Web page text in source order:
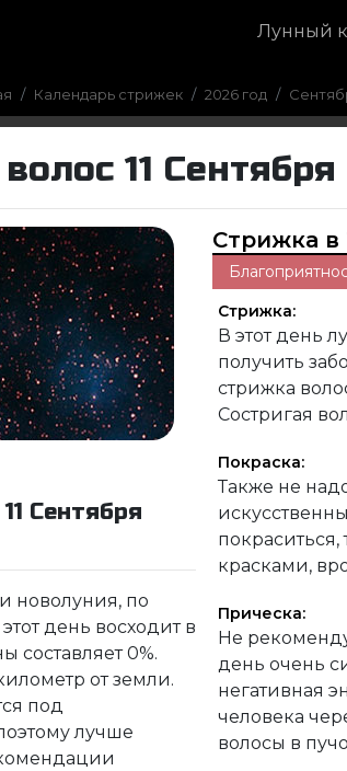
Лунный
Календарь стрижек 2026 год
11 Сентября
Сентября
новолуния, по
день восходит в
составляет 0%.
от земли.
под
лучше
Стрижка в
Стрижка:
В этот день
получить
стрижка
Состригая
Покраска:
Также не
красками,
Прическа:
Не
день очень
негативная
человека
волосы в